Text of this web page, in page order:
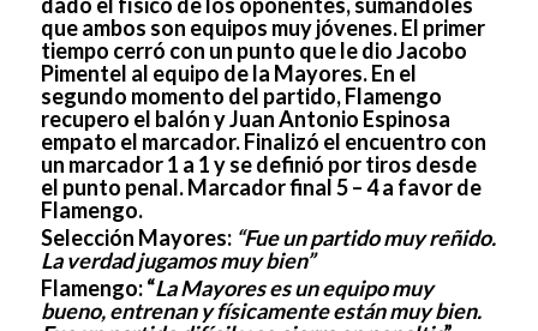
que ambos son equipos muy jóvenes. El primer
tiempo cerró con un punto que le dio Jacobo
Pimentel al equipo de la Mayores. En el
segundo momento del partido, Flamengo
recupero el balón y Juan Antonio Espinosa
empato el marcador. Finalizó el encuentro con
un marcador 1 a 1 y se definió por tiros desde
el punto penal. Marcador final 5 – 4 a favor de
Flamengo.
Selección Mayores: “Fue un partido muy reñido.
La verdad jugamos muy bien”
Flamengo:“La Mayores es un equipo muy
bueno, entrenan y físicamente están muy bien.